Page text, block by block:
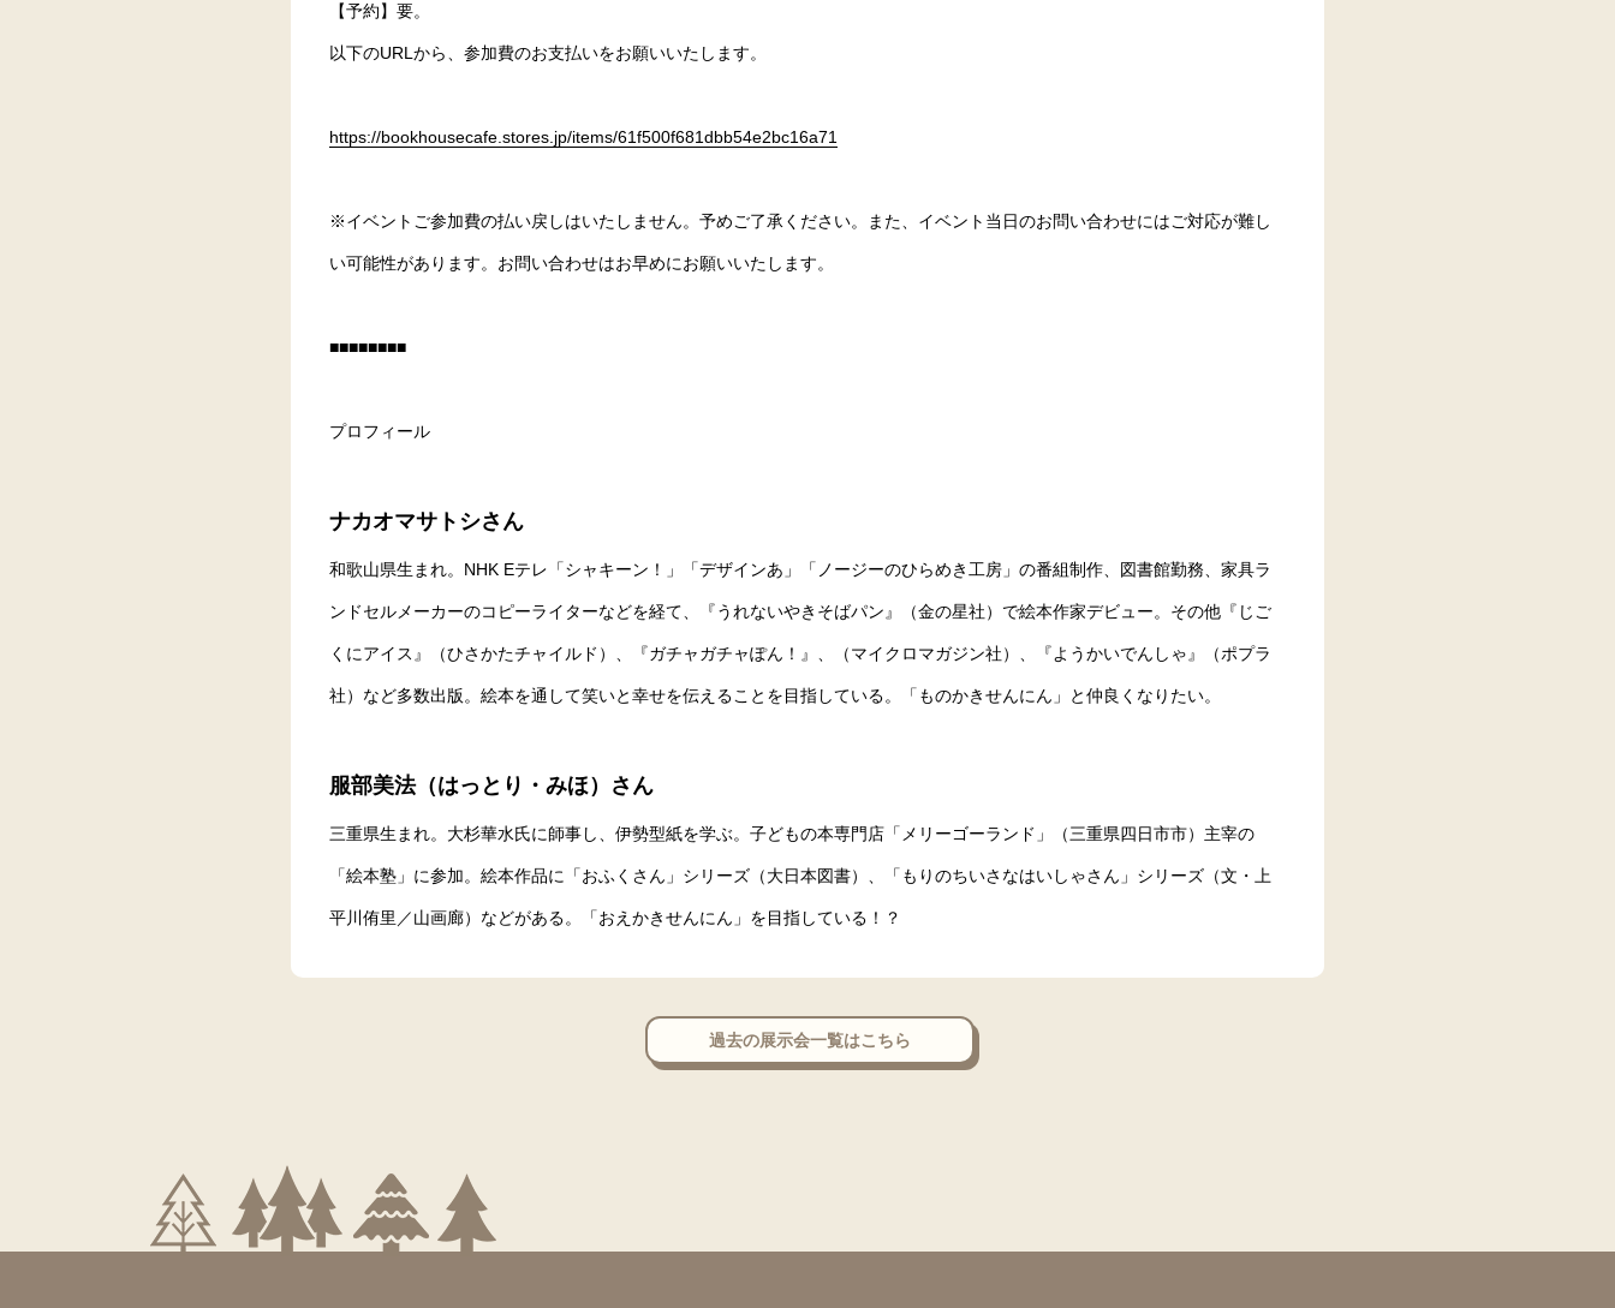
【予約】要。
以下のURLから、参加費のお支払いをお願いいたします。
https://bookhousecafe.stores.jp/items/61f500f681dbb54e2bc16a71
※イベントご参加費の払い戻しはいたしません。予めご了承ください。また、イベント当日のお問い合わせにはご対応が難し
い可能性があります。お問い合わせはお早めにお願いいたします。
■■■■■■■■
プロフィール
ナカオマサトシさん
和歌山県生まれ。NHK Eテレ「シャキーン！」「デザインあ」「ノージーのひらめき工房」の番組制作、図書館勤務、家具ラ
ンドセルメーカーのコピーライターなどを経て、『うれないやきそばパン』（金の星社）で絵本作家デビュー。その他『じご
くにアイス』（ひさかたチャイルド）、『ガチャガチャぽん！』、（マイクロマガジン社）、『ようかいでんしゃ』（ポプラ
社）など多数出版。絵本を通して笑いと幸せを伝えることを目指している。「ものかきせんにん」と仲良くなりたい。
服部美法（はっとり・みほ）さん
三重県生まれ。大杉華水氏に師事し、伊勢型紙を学ぶ。子どもの本専門店「メリーゴーランド」（三重県四日市市）主宰の
「絵本塾」に参加。絵本作品に「おふくさん」シリーズ（大日本図書）、「もりのちいさなはいしゃさん」シリーズ（文・上
平川侑里／山画廊）などがある。「おえかきせんにん」を目指している！？
過去の展示会一覧はこちら